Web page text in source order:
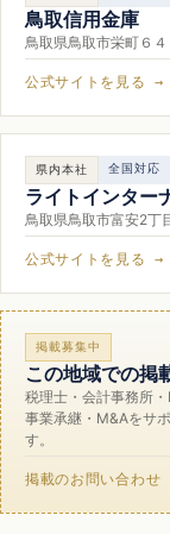
鳥取信用金庫
鳥取県鳥取市栄町６
公式サイトを見る →
県内本社 全国対応
ライトインター
鳥取県鳥取市富安2丁
公式サイトを見る →
掲載募集中
この地域での掲
税理士・会計事務所
事業承継・M&Aをサ
す。
掲載のお問い合わせ